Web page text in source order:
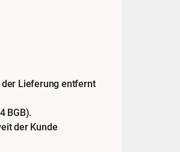
der Lieferung entfernt
BGB).
der Kunde